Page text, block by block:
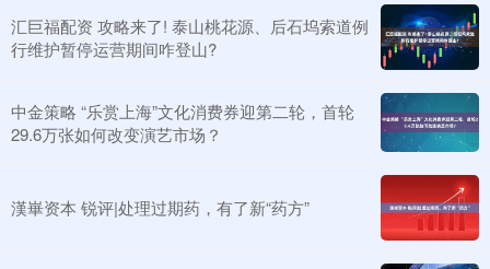
汇巨福配资 攻略来了! 泰山桃花源、后石坞索道例
行维护暂停运营期间咋登山?
中金策略 “乐赏上海”文化消费券迎第二轮，首轮
29.6万张如何改变演艺市场？
漢崋资本 锐评|处理过期药，有了新“药方”